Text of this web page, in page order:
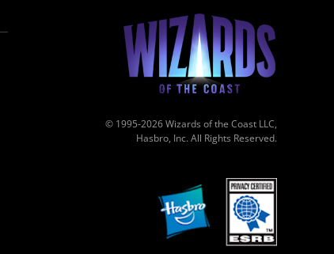
© 1995-2026 Wizards of the Coast LLC,
Hasbro, Inc. All Rights Reserved.